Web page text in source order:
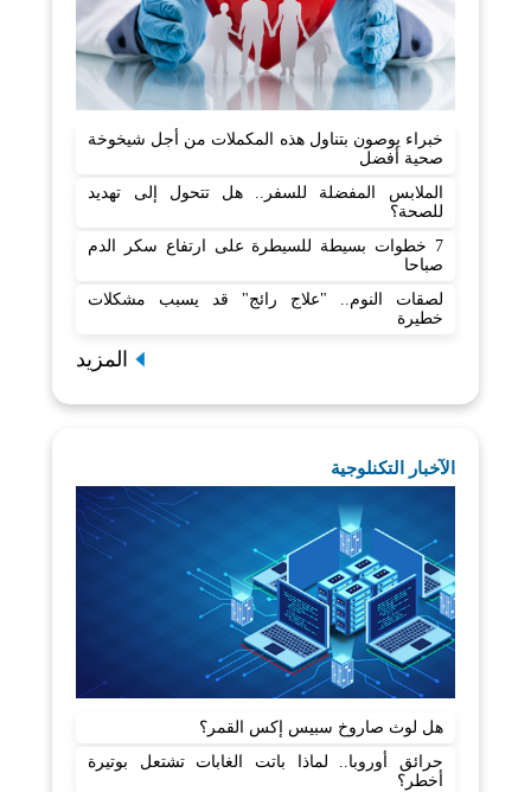
خبراء يوصون بتناول هذه المكملات من أجل شيخوخة
صحية أفضل
الملابس المفضلة للسفر.. هل تتحول إلى تهديد
للصحة؟
7 خطوات بسيطة للسيطرة على ارتفاع سكر الدم
صباحا
لصقات النوم.. "علاج رائج" قد يسبب مشكلات
خطيرة
المزيد
الآخبار التكنلوجية
هل لوث صاروخ سبيس إكس القمر؟
حرائق أوروبا.. لماذا باتت الغابات تشتعل بوتيرة
أخطر؟